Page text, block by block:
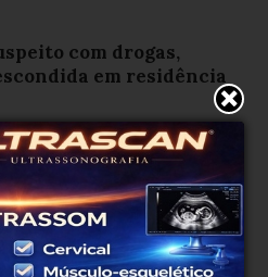
com drogas,
em residência
eletrônica é
1º BPM com drogas e
policial em Rio Branco